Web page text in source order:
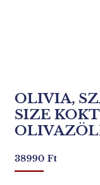
OLIVIA,
SIZE
38990 Ft